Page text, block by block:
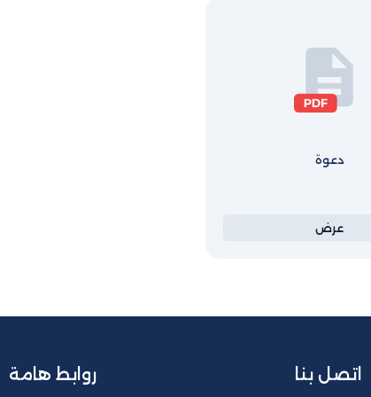
دعوة
عرض
اتصل بنا روابط هامة